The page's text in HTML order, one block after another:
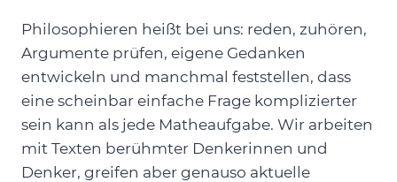
Philosophieren heißt bei uns: reden, zuhören,
Argumente prüfen, eigene Gedanken
entwickeln und manchmal feststellen, dass
eine scheinbar einfache Frage komplizierter
sein kann als jede Matheaufgabe. Wir arbeiten
mit Texten berühmter Denkerinnen und
Denker, greifen aber genauso aktuelle